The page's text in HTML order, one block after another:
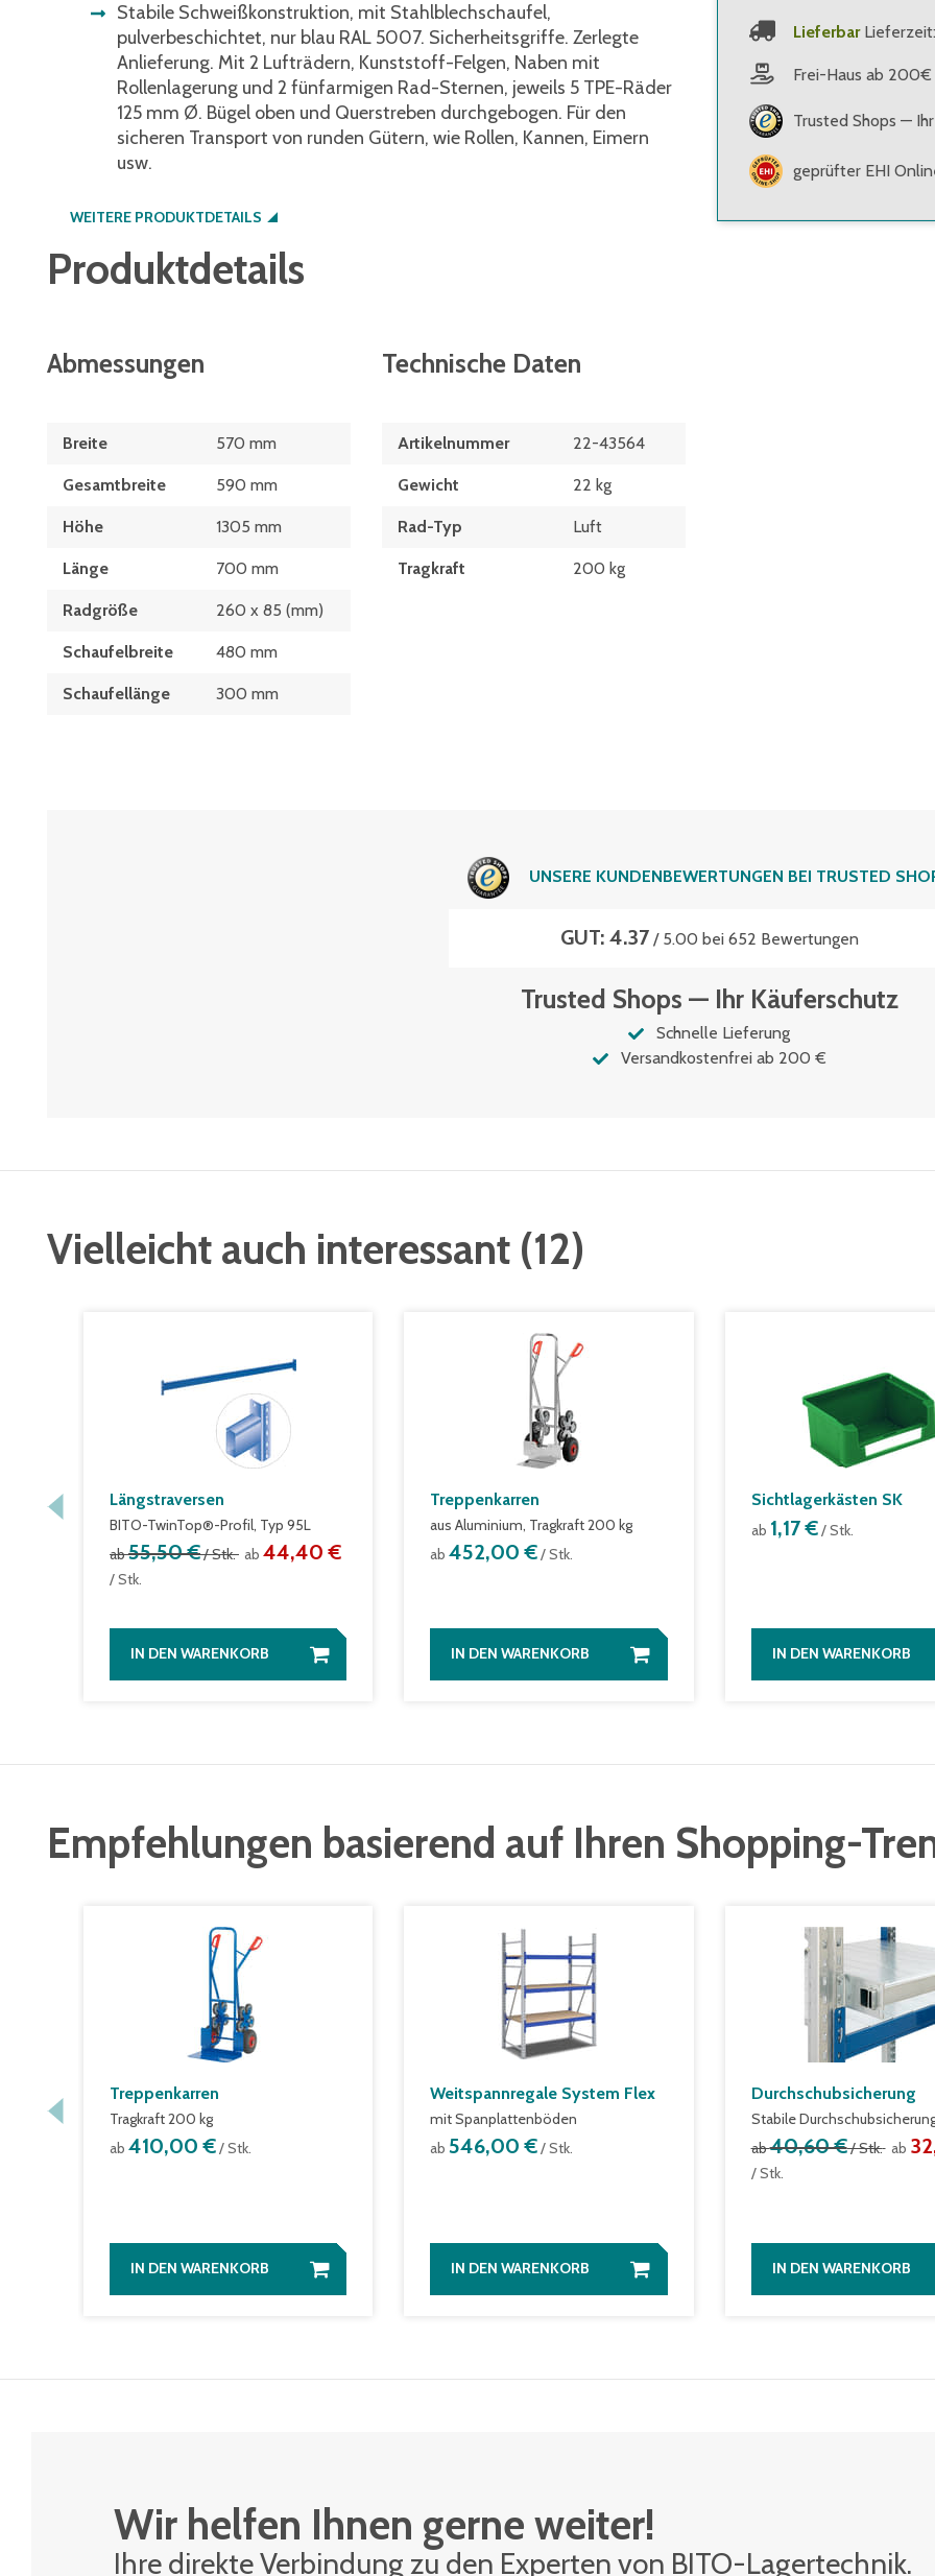
Stabile Schweißkonstruktion, mit Stahlblechschaufel,
pulverbeschichtet, nur blau RAL 5007. Sicherheitsgriffe. Zerlegte
Anlieferung. Mit 2 Lufträdern, Kunststoff-Felgen, Naben mit
Rollenlagerung und 2 fünfarmigen Rad-Sternen, jeweils 5 TPE-Räder
125 mm Ø. Bügel oben und Querstreben durchgebogen. Für den
sicheren Transport von runden Gütern, wie Rollen, Kannen, Eimern
usw.
WEITERE PRODUKTDETAILS
Produktdetails
Abmessungen
Breite 570 mm
Gesamtbreite 590 mm
Höhe 1305 mm
Länge 700 mm
Radgröße 260 x 85 (mm)
Schaufelbreite 480 mm
Schaufellänge 300 mm
Technische Daten
Artikelnummer 22-43564
Gewicht 22 kg
Rad-Typ Luft
Tragkraft 200 kg
Lieferbar
Frei-Haus ab 200€
Trusted Shops —
geprüfter EHI
UNSERE KUNDENBEWERTUNGEN BEI TRUSTED
GUT: 4.37/ 5.00 bei 652 Bewertungen
Trusted Shops — Ihr Käuferschutz
Schnelle Lieferung
Versandkostenfrei ab 200 €
Vielleicht auch interessant (12)
Längstraversen
BITO-TwinTop®-Profil, Typ 95L
ab55,50 €/ Stk. ab 44,40 €
/ Stk.
IN DEN WARENKORB
Treppenkarren
aus Aluminium, Tragkraft 200 kg
ab452,00 €/ Stk.
IN DEN WARENKORB
Sichtlagerkästen SK
ab 1,17 €/ Stk.
IN DEN WARENKORB
Empfehlungen basierend auf Ihren Shopping-
Treppenkarren
Tragkraft 200 kg
ab 410,00 €/ Stk.
IN DEN WARENKORB
Weitspannregale System Flex
mit Spanplattenböden
ab546,00 €/ Stk.
IN DEN WARENKORB
Durchschubsicherung
Stabile
ab40,60 €/ Stk. ab
/ Stk.
IN DEN WARENKORB
Wir helfen Ihnen gerne weiter!
Ihre di­rek­te Ver­bin­dung zu den Ex­per­ten von BITO-La­ger­tech­nik.